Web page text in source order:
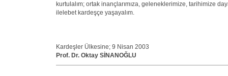
kurtulalım; ortak inançlarımıza, geleneklerimize, tarihimize
ilelebet kardeşçe yaşayalım.
Kardeşler Ülkesine; 9 Nisan 2003
Prof. Dr. Oktay SİNANOĞLU